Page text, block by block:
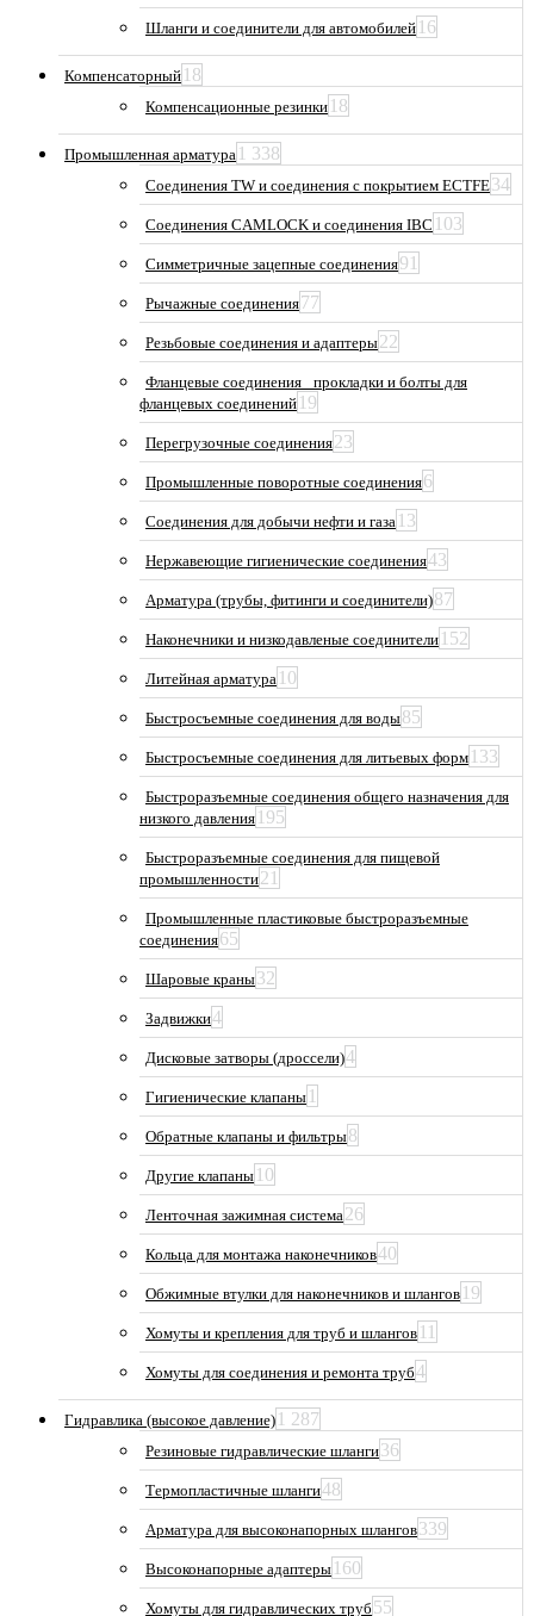
Шланги и соединители для автомобилей 16
Компенсаторный 18
Компенсационные резинки 18
Промышленная арматура 1 338
Соединения TW и соединения с покрытием ECTFE34
Соединения CAMLOCK и соединения IBC 103
Симметричные зацепные соединения91
Рычажные соединения77
Резьбовые соединения и адаптеры22
Фланцевые соединения_ прокладки и болты для
фланцевых соединений 19
Перегрузочные соединения23
Промышленные поворотные соединения6
Соединения для добычи нефти и газа 13
Нержавеющие гигиенические соединения43
Арматура (трубы, фитинги и соединители)87
Наконечники и низкодавленые соединители 152
Литейная арматура 10
Быстросъемные соединения для воды85
Быстросъемные соединения для литьевых форм 133
Быстроразъемные соединения общего назначения для
низкого давления 195
Быстроразъемные соединения для пищевой
промышленности21
Промышленные пластиковые быстроразъемные
соединения65
Шаровые краны32
Задвижки4
Дисковые затворы (дроссели)4
Гигиенические клапаны 1
Обратные клапаны и фильтры8
Другие клапаны 10
Ленточная зажимная система26
Кольца для монтажа наконечников40
Обжимные втулки для наконечников и шлангов 19
Хомуты и крепления для труб и шлангов 11
Хомуты для соединения и ремонта труб4
Гидравлика (высокое давление) 1 287
Резиновые гидравлические шланги36
Термопластичные шланги48
Арматура для высоконапорных шлангов339
Высоконапорные адаптеры 160
Хомуты для гидравлических труб 55